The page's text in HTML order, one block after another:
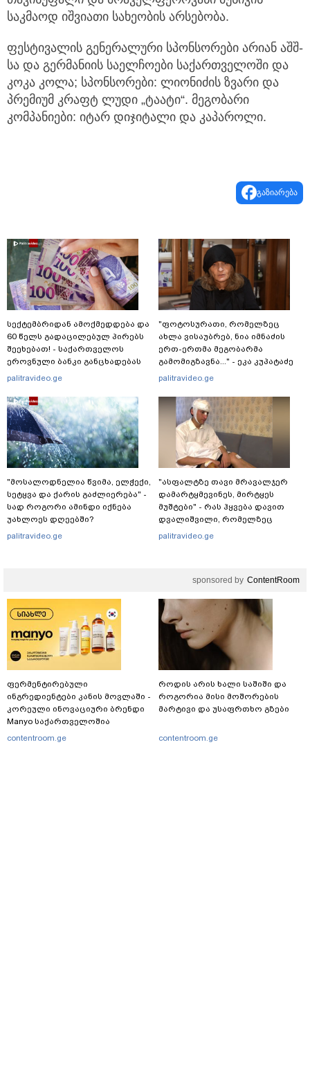
საკმაოდ იშვიათი სახეობის არსებობა.
ფესტივალის გენერალური სპონსორები არიან აშშ-
სა და გერმანიის საელჩოები საქართველოში და
კოკა კოლა; სპონსორები: ლიონიძის ზვარი და
პრემიუმ კრაფტ ლუდი „ტაატი“. მეგობარი
კომპანიები: იტარ დიჯიტალი და კაპაროლი.
გაზიარება
სექტემბრიდან ამოქმედდება და
60 წელს გადაცილებულ პირებს
შეეხებათ! - საქართველოს
ეროვნული ბანკი განცხადებას
ავრცელებს
palitravideo.ge
"მოსალოდნელია წვიმა, ელჭექი,
სეტყვა და ქარის გაძლიერება" -
სად როგორი ამინდი იქნება
უახლოეს დღეებში?
palitravideo.ge
"ფოტოსურათი, რომელზეც
ახლა ვისაუბრებ, ნია იმნაძის
ერთ-ერთმა მეგობარმა
გამომიგზავნა..." - ეკა კუპატაძე
palitravideo.ge
"ასფალტზე თავი მრავალჯერ
დამარტყმევინეს, მირტყეს
მუშტები" - რას ჰყვება დავით
დვალიშვილი, რომელზეც
არასრულწლოვანებმა
palitravideo.ge
sponsored by ContentRoom
ფერმენტირებული
ინგრედიენტები კანის მოვლაში -
კორეული ინოვაციური ბრენდი
Manyo საქართველოშია
contentroom.ge
როდის არის ხალი საშიში და
როგორია მისი მოშორების
მარტივი და უსაფრთხო გზები
contentroom.ge